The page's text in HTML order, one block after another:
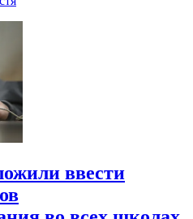
ввести